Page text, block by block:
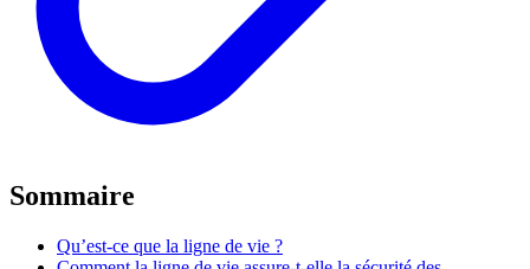
Sommaire
Qu’est-ce que la ligne de vie ?